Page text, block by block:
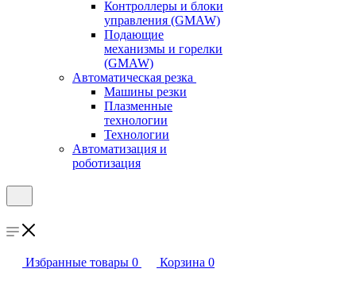
Контроллеры и блоки
управления (GMAW)
Подающие
механизмы и горелки
(GMAW)
Автоматическая резка
Машины резки
Плазменные
технологии
Технологии
Автоматизация и
роботизация
Избранные товары 0 Корзина 0